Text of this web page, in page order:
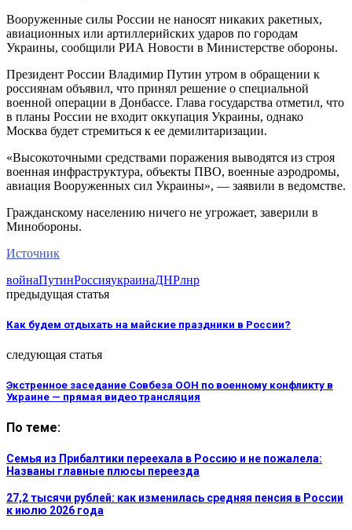
Вооруженные силы России не наносят никаких ракетных,
авиационных или артиллерийских ударов по городам
Украины, сообщили РИА Новости в Министерстве обороны.
Президент России Владимир Путин утром в обращении к
россиянам объявил, что принял решение о специальной
военной операции в Донбассе. Глава государства отметил, что
в планы России не входит оккупация Украины, однако
Москва будет стремиться к ее демилитаризации.
«Высокоточными средствами поражения выводятся из строя
военная инфраструктура, объекты ПВО, военные аэродромы,
авиация Вооруженных сил Украины», — заявили в ведомстве.
Гражданскому населению ничего не угрожает, заверили в
Минобороны.
Источник
войнаПутинРоссияукраинаДНРлнр
предыдущая статья
Как будем отдыхать на майские праздники в России?
следующая статья
Экстренное заседание Совбеза ООН по военному конфликту в
Украине — прямая видео трансляция
По теме:
Семья из Прибалтики переехала в Россию и не пожалела:
Названы главные плюсы переезда
27,2 тысячи рублей: как изменилась средняя пенсия в России
к июлю 2026 года